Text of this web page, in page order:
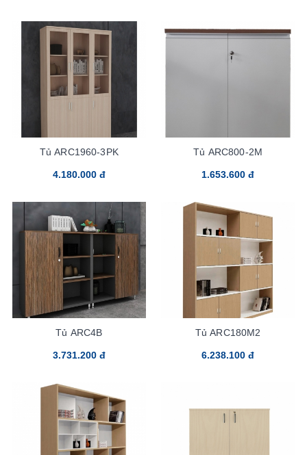
Tủ ARC1960-3PK
4.180.000 đ
Tủ ARC800-2M
1.653.600 đ
Tủ ARC4B
3.731.200 đ
Tủ ARC180M2
6.238.100 đ